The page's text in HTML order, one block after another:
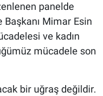
panelde
Mimar Esin
ve kadın
mücadele son
bir uğraş değildir.